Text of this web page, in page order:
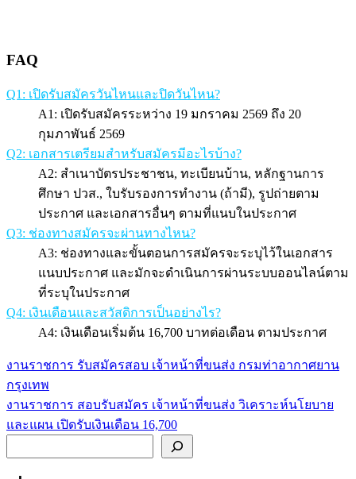
FAQ
Q1: เปิดรับสมัครวันไหนและปิดวันไหน?
A1: เปิดรับสมัครระหว่าง 19 มกราคม 2569 ถึง 20
กุมภาพันธ์ 2569
Q2: เอกสารเตรียมสำหรับสมัครมีอะไรบ้าง?
A2: สำเนาบัตรประชาชน, ทะเบียนบ้าน, หลักฐานการ
ศึกษา ปวส., ใบรับรองการทำงาน (ถ้ามี), รูปถ่ายตาม
ประกาศ และเอกสารอื่นๆ ตามที่แนบในประกาศ
Q3: ช่องทางสมัครจะผ่านทางไหน?
A3: ช่องทางและขั้นตอนการสมัครจะระบุไว้ในเอกสาร
แนบประกาศ และมักจะดำเนินการผ่านระบบออนไลน์ตาม
ที่ระบุในประกาศ
Q4: เงินเดือนและสวัสดิการเป็นอย่างไร?
A4: เงินเดือนเริ่มต้น 16,700 บาทต่อเดือน ตามประกาศ
แนะแนว
เรื่อง
งานราชการ รับสมัครสอบ เจ้าหน้าที่ขนส่ง กรมท่าอากาศยาน
กรุงเทพ
งานราชการ สอบรับสมัคร เจ้าหน้าที่ขนส่ง วิเคราะห์นโยบาย
และแผน เปิดรับเงินเดือน 16,700